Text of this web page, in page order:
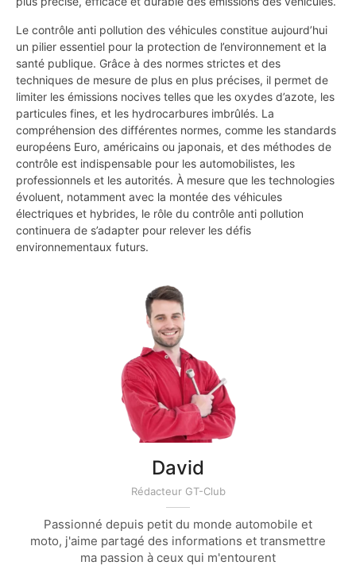
Le contrôle anti pollution des véhicules constitue aujourd’hui
un pilier essentiel pour la protection de l’environnement et la
santé publique. Grâce à des normes strictes et des
techniques de mesure de plus en plus précises, il permet de
limiter les émissions nocives telles que les oxydes d’azote, les
particules fines, et les hydrocarbures imbrûlés. La
compréhension des différentes normes, comme les standards
européens Euro, américains ou japonais, et des méthodes de
contrôle est indispensable pour les automobilistes, les
professionnels et les autorités. À mesure que les technologies
évoluent, notamment avec la montée des véhicules
électriques et hybrides, le rôle du contrôle anti pollution
continuera de s’adapter pour relever les défis
environnementaux futurs.
David
Rédacteur GT-Club
Passionné depuis petit du monde automobile et
moto, j'aime partagé des informations et transmettre
ma passion à ceux qui m'entourent